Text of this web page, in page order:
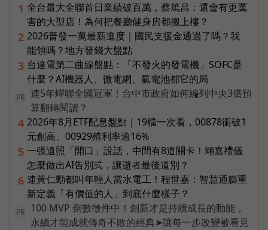
1 全台最大全聯首日業績破百萬，蔡篤昌：還會有更厲
害的大型店！為何把餐廳健身房都搬上樓？
2 2026普發一萬最新進度｜國民支援金通過了嗎？我
能領嗎？地方發錢大盤點
3 台達電第二曲線盤點：「不發火的發電機」SOFC是
什麼？AI機器人、微電網、氫電池都它的局
PR
連5年蟬聯全國冠軍！台中市政府如何編列中央3倍預
算翻轉閱讀？
4 2026年8月ETF配息盤點｜19檔一次看，00878衝破1
元創高、00929殖利率逾16%
5 一張遺照「開口」說話，中間有8道關卡！翊嘉禮儀
怎麼做出AI告別式，讓逝者最後道別？
6 連黃仁勳都叫年輕人當水電工！程世嘉：智慧通膨重
新定義「有價值的人」到底什麼樣子？
PR
100 MVP 倒數徵件中！創新才是持續成長的動能，
永續才能成就傳奇不敗的經典➤讓每一步改變被看見